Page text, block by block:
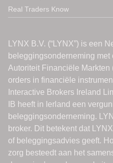
Real Traders Know